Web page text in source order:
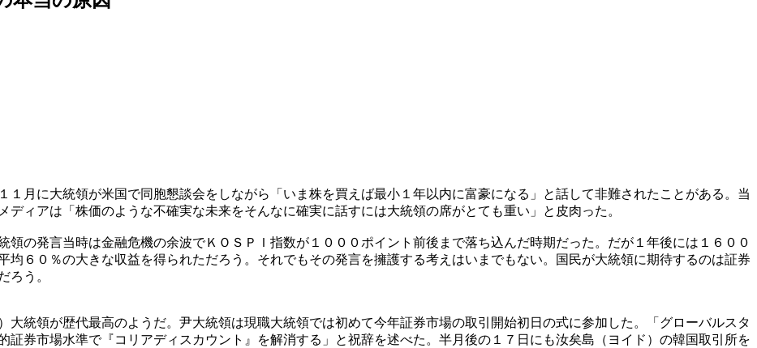
月に大統領が米国で同胞懇談会をしながら「いま株を買えば最小１年以内に富豪になる」と話して非難されたことがある。当
ィアは「株価のような不確実な未来をそんなに確実に話すには大統領の席がとても重い」と皮肉った。
の発言当時は金融危機の余波でＫＯＳＰＩ指数が１０００ポイント前後まで落ち込んだ時期だった。だが１年後には１６００
均６０％の大きな収益を得られただろう。それでもその発言を擁護する考えはいまでもない。国民が大統領に期待するのは証券
ろう。
統領が歴代最高のようだ。尹大統領は現職大統領では初めて今年証券市場の取引開始初日の式に参加した。「グローバルスタ
証券市場水準で『コリアディスカウント』を解消する」と祝辞を述べた。半月後の１７日にも汝矣島（ヨイド）の韓国取引所を